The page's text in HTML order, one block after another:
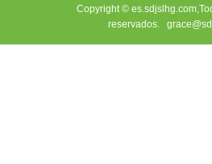
Copyright ©
reservados.